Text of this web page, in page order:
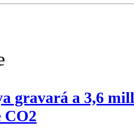
gravará a 3,6
CO2